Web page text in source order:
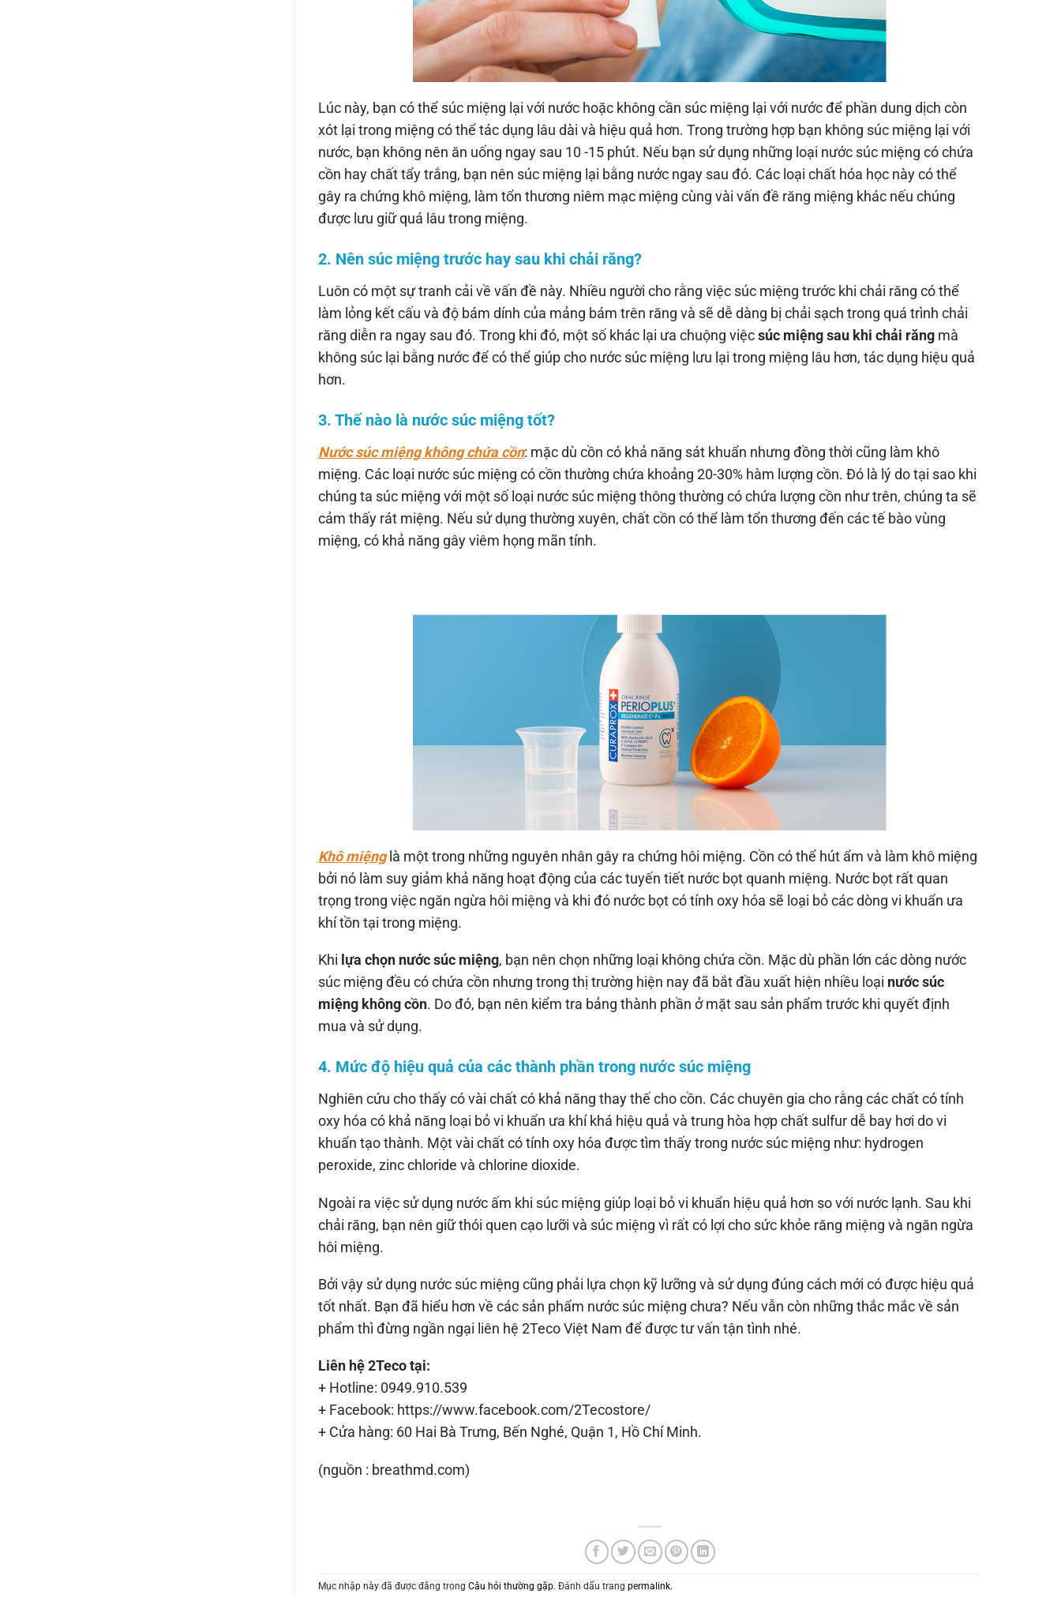
Lúc này, bạn có thể súc miệng lại với nước hoặc không cần súc miệng lại với nước để phần dung dịch còn
xót lại trong miệng có thể tác dụng lâu dài và hiệu quả hơn. Trong trường hợp bạn không súc miệng lại với
nước, bạn không nên ăn uống ngay sau 10 -15 phút. Nếu bạn sử dụng những loại nước súc miệng có chứa
cồn hay chất tẩy trắng, bạn nên súc miệng lại bằng nước ngay sau đó. Các loại chất hóa học này có thể
gây ra chứng khô miệng, làm tổn thương niêm mạc miệng cùng vài vấn đề răng miệng khác nếu chúng
được lưu giữ quá lâu trong miệng.
2. Nên súc miệng trước hay sau khi chải răng?
Luôn có một sự tranh cải về vấn đề này. Nhiều người cho rằng việc súc miệng trước khi chải răng có thể
làm lỏng kết cấu và độ bám dính của mảng bám trên răng và sẽ dễ dàng bị chải sạch trong quá trình chải
răng diễn ra ngay sau đó. Trong khi đó, một số khác lại ưa chuộng việcsúc miệng sau khi chải răng mà
không súc lại bằng nước để có thể giúp cho nước súc miệng lưu lại trong miệng lâu hơn, tác dụng hiệu quả
hơn.
3. Thế nào là nước súc miệng tốt?
Nước súc miệng không chứa cồn: mặc dù cồn có khả năng sát khuẩn nhưng đồng thời cũng làm khô
miệng. Các loại nước súc miệng có cồn thường chứa khoảng 20-30% hàm lượng cồn. Đó là lý do tại sao khi
chúng ta súc miệng với một số loại nước súc miệng thông thường có chứa lượng cồn như trên, chúng ta sẽ
cảm thấy rát miệng. Nếu sử dụng thường xuyên, chất cồn có thể làm tổn thương đến các tế bào vùng
miệng, có khả năng gây viêm họng mãn tính.
Khô miệnglà một trong những nguyên nhân gây ra chứng hôi miệng. Cồn có thể hút ẩm và làm khô miệng
bởi nó làm suy giảm khả năng hoạt động của các tuyến tiết nước bọt quanh miệng. Nước bọt rất quan
trọng trong việc ngăn ngừa hôi miệng và khi đó nước bọt có tính oxy hóa sẽ loại bỏ các dòng vi khuẩn ưa
khí tồn tại trong miệng.
Khi lựa chọn nước súc miệng, bạn nên chọn những loại không chứa cồn. Mặc dù phần lớn các dòng nước
súc miệng đều có chứa cồn nhưng trong thị trường hiện nay đã bắt đầu xuất hiện nhiều loại nước súc
miệng không cồn. Do đó, bạn nên kiểm tra bảng thành phần ở mặt sau sản phẩm trước khi quyết định
mua và sử dụng.
4. Mức độ hiệu quả của các thành phần trong nước súc miệng
Nghiên cứu cho thấy có vài chất có khả năng thay thế cho cồn. Các chuyên gia cho rằng các chất có tính
oxy hóa có khả năng loại bỏ vi khuẩn ưa khí khá hiệu quả và trung hòa hợp chất sulfur dễ bay hơi do vi
khuẩn tạo thành. Một vài chất có tính oxy hóa được tìm thấy trong nước súc miệng như: hydrogen
peroxide, zinc chloride và chlorine dioxide.
Ngoài ra việc sử dụng nước ấm khi súc miệng giúp loại bỏ vi khuẩn hiệu quả hơn so với nước lạnh. Sau khi
chải răng, bạn nên giữ thói quen cạo lưỡi và súc miệng vì rất có lợi cho sức khỏe răng miệng và ngăn ngừa
hôi miệng.
Bởi vậy sử dụng nước súc miệng cũng phải lựa chọn kỹ lưỡng và sử dụng đúng cách mới có được hiệu quả
tốt nhất. Bạn đã hiểu hơn về các sản phẩm nước súc miệng chưa? Nếu vẫn còn những thắc mắc về sản
phẩm thì đừng ngần ngại liên hệ 2Teco Việt Nam để được tư vấn tận tình nhé.
Liên hệ 2Teco tại:
+ Hotline: 0949.910.539
+ Facebook: https://www.facebook.com/2Tecostore/
+ Cửa hàng: 60 Hai Bà Trưng, Bến Nghé, Quận 1, Hồ Chí Minh.
(nguồn : breathmd.com)
Mục nhập này đã được đăng trong Câu hỏi thường gặp. Đánh dấu trang permalink.